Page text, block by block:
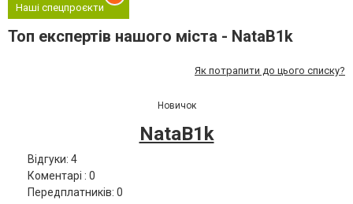
Наші спецпроєкти
Топ експертів нашого міста - NataB1k
Як потрапити до цього списку?
Новичок
NataB1k
Відгуки: 4
Коментарі : 0
Передплатників: 0